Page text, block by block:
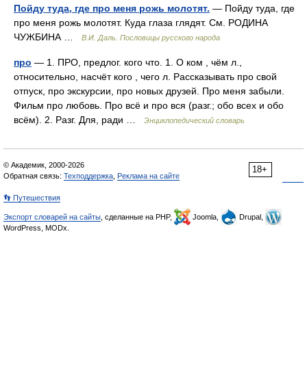
Пойду туда, где про меня рожь молотят. — Пойду туда, где
про меня рожь молотят. Куда глаза глядят. См. РОДИНА
ЧУЖБИНА …
В.И. Даль. Пословицы русского народа
про — 1. ПРО, предлог. кого что. 1. О ком , чём л.,
относительно, насчёт кого , чего л. Рассказывать про свой
отпуск, про экскурсии, про новых друзей. Про меня забыли.
Фильм про любовь. Про всё и про вся (разг.; обо всех и обо
всём). 2. Разг. Для, ради …
Энциклопедический словарь
18+
© Академик, 2000-2026
Обратная связь: Техподдержка Реклама на сайте
👣 Путешествия
Экспорт словарей на сайты , сделанные на PHP, Joomla,
Drupal,
WordPress, MODx.